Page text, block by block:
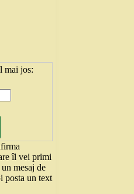
mai jos:
îl vei primi
mesaj de
posta un text